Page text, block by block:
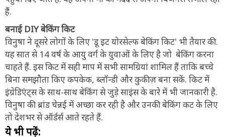
हैं.
बनाई DIY बेकिंग किट
विनुषा ने दूसरे लोगों के लिए 'डू इट योरसेल्फ बेकिंग किट' भी तैयार की.
यह सात से 14 वर्ष के आयु वर्ग के युवाओं के लिए है जो बेकिंग करना
चाहते हैं. इस किट में सही माप में सभी सामग्रियां शामिल हैं ताकि बच्चे
बिना समझौता किए कपकेक, ब्लॉन्डी और कुकीज़ बना सकें. किट में
इंग्रेडिएंट्स के साथ-साथ बेकिंग से जुड़े साइंस के बारे में भी जानकारी है.
विनुषा की ब्रांड चेन्नई में अच्छा कर रही है और उनकी बेकिंग कट के लिए
तो देशभर से ऑर्डर्स आते रहते हैं.
ये भी पढ़ें: